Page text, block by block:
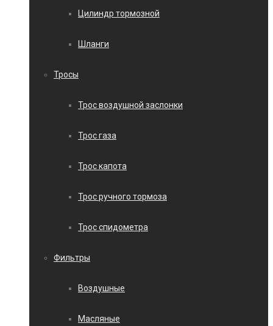
Цилиндр тормозной
Шланги
Тросы
Трос воздушной заслонки
Трос газа
Трос капота
Трос ручного тормоза
Трос спидометра
Фильтры
Воздушные
Масляные